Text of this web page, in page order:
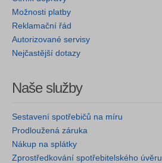
Možnosti platby
Reklamační řád
Autorizované servisy
Nejčastější dotazy
Naše služby
Sestavení spotřebičů na míru
Prodloužená záruka
Nákup na splátky
Zprostředkování spotřebitelského úvěru